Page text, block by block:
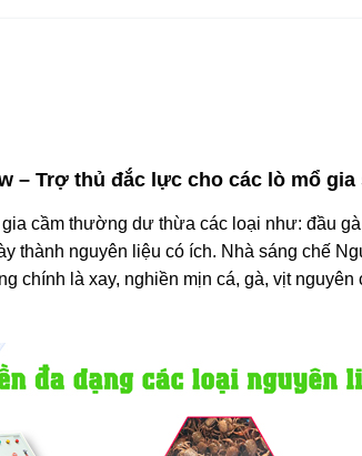
– Trợ thủ đắc lực cho các lò mổ gia
cầm thường dư thừa các loại như: đầu
thành nguyên liệu có ích. Nhà sáng chế
chính là xay, nghiền mịn cá, gà, vịt